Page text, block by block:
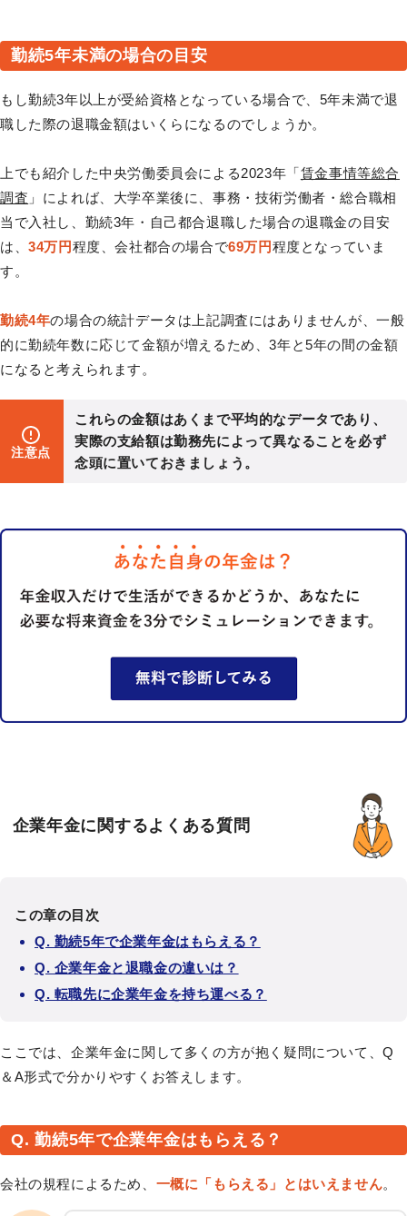
勤続5年未満の場合の目安
もし勤続3年以上が受給資格となっている場合で、5年未満で退
職した際の退職金額はいくらになるのでしょうか。
上でも紹介した中央労働委員会による2023年「賃金事情等総合
調査 」によれば、大学卒業後に、事務・技術労働者・総合職相
当で入社し、勤続3年・自己都合退職した場合の退職金の目安
は、34万円程度、会社都合の場合で69万円程度となっていま
す。
勤続4年の場合の統計データは上記調査にはありませんが、一般
的に勤続年数に応じて金額が増えるため、3年と5年の間の金額
になると考えられます。
注意点
これらの金額はあくまで平均的なデータであり、
実際の支給額は勤務先によって異なることを必ず
念頭に置いておきましょう。
企業年金に関するよくある質問
この章の目次
Q. 勤続5年で企業年金はもらえる？
Q. 企業年金と退職金の違いは？
Q. 転職先に企業年金を持ち運べる？
ここでは、企業年金に関して多くの方が抱く疑問について、Q
＆A形式で分かりやすくお答えします。
Q. 勤続5年で企業年金はもらえる？
会社の規程によるため、 一概に「もらえる」とはいえません。